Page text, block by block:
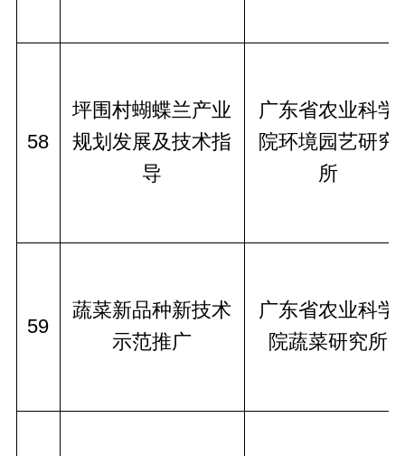
58
坪围村蝴蝶兰产业
规划发展及技术指
导
广东省农业科学
院环境园艺研究
所
59
蔬菜新品种新技术
示范推广
广东省农业科学
院蔬菜研究所